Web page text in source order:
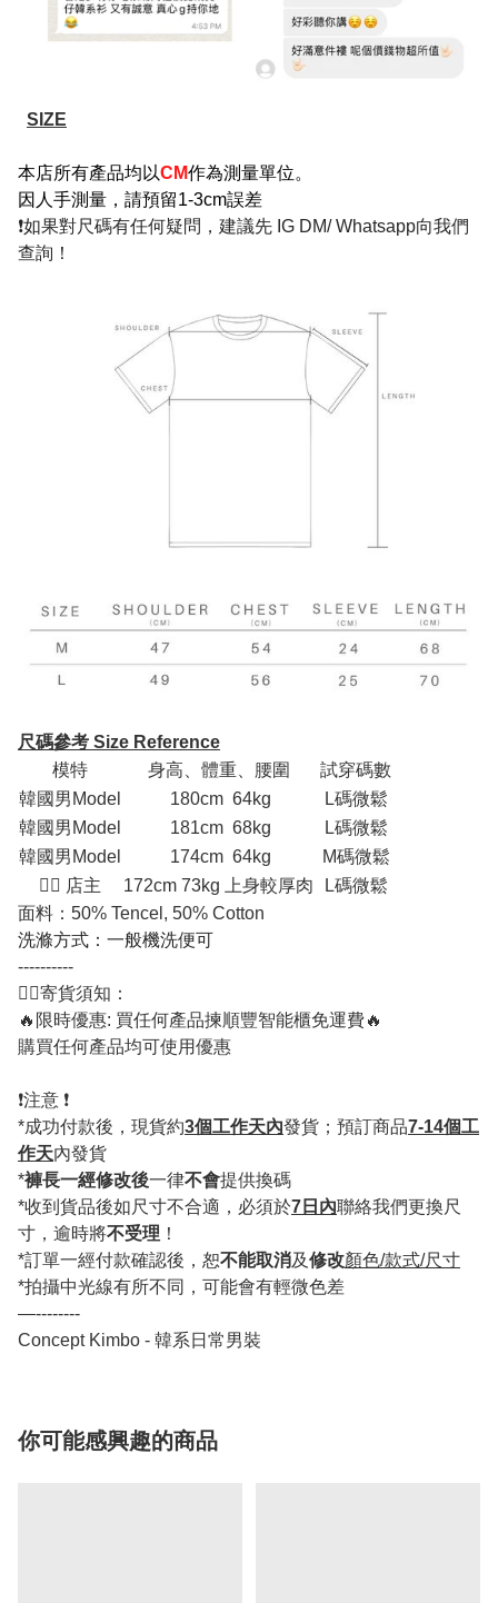
SIZE
本店所有產品均以CM作為測量單位。
因人手測量，請預留1-3cm誤差
❗如果對尺碼有任何疑問，建議先 IG DM/ Whatsapp向我們
查詢！
尺碼參考 Size Reference
模特
身高、體重、腰圍
試穿碼數
韓國男Model
180cm 64kg
L碼微鬆
韓國男Model
181cm 68kg
L碼微鬆
韓國男Model
174cm 64kg
M碼微鬆
💁‍♂ 店主
172cm 73kg 上身較厚肉
L碼微鬆
面料：50% Tencel, 50% Cotton
洗滌方式：一般機洗便可
----------
💁‍♂️寄貨須知：
🔥限時優惠: 買任何產品揀順豐智能櫃免運費🔥
購買任何產品均可使用優惠
❗️注意 ❗️
*成功付款後，現貨約3個工作天內發貨；預訂商品7-14個工
作天內發貨
*褲長一經修改後一律不會提供換碼
*收到貨品後如尺寸不合適，必須於7日內聯絡我們更換尺
寸，逾時將不受理 ！
*訂單一經付款確認後，恕不能取消及修改顏色/款式/尺寸
*拍攝中光線有所不同，可能會有輕微色差
—--------
Concept Kimbo - 韓系日常男裝
你可能感興趣的商品